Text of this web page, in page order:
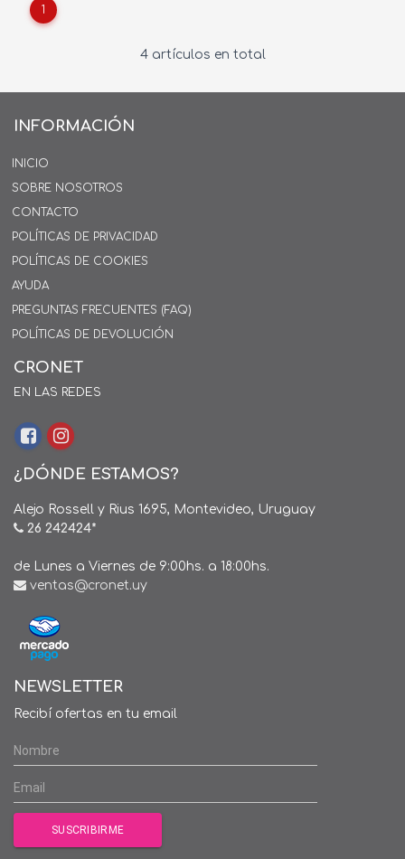
1
4 artículos en total
INFORMACIÓN
INICIO
SOBRE NOSOTROS
CONTACTO
POLÍTICAS DE PRIVACIDAD
POLÍTICAS DE COOKIES
AYUDA
PREGUNTAS FRECUENTES (FAQ)
POLÍTICAS DE DEVOLUCIÓN
CRONET
EN LAS REDES
¿DÓNDE ESTAMOS?
Alejo Rossell y Rius 1695, Montevideo, Uruguay
26 242424*
de Lunes a Viernes de 9:00hs. a 18:00hs.
ventas@cronet.uy
NEWSLETTER
Recibí ofertas en tu email